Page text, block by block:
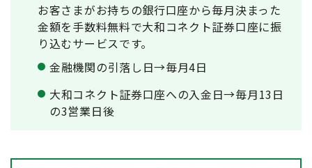
お客さまがお持ちの銀行口座から毎月決まった
金額を手数料無料で大和コネクト証券口座に振
り込むサービスです。
金融機関の引落し日→毎月4日
大和コネクト証券口座への入金日→毎月13日
の3営業日後